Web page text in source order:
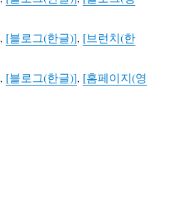
, [블로그(한글)], [브런치(한
, [블로그(한글)], [홈페이지(영